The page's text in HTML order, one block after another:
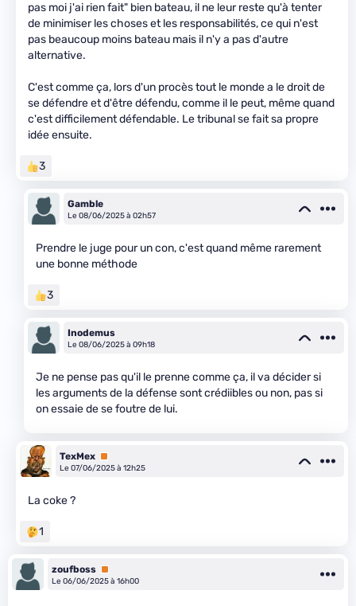
pas moi j'ai rien fait" bien bateau, il ne leur reste qu'à tenter
de minimiser les choses et les responsabilités, ce qui n'est
pas beaucoup moins bateau mais il n'y a pas d'autre
alternative.
C'est comme ça, lors d'un procès tout le monde a le droit de
se défendre et d'être défendu, comme il le peut, même quand
c'est difficilement défendable. Le tribunal se fait sa propre
idée ensuite.
3
Gamble
Le 08/06/2025 à 02h57
Prendre le juge pour un con, c'est quand même rarement
une bonne méthode
3
Inodemus
Le 08/06/2025 à 09h18
Je ne pense pas qu'il le prenne comme ça, il va décider si
les arguments de la défense sont crédiibles ou non, pas si
on essaie de se foutre de lui.
TexMex Premium
Le 07/06/2025 à 12h25
La coke ?
1
zoufboss Premium
Le 06/06/2025 à 16h00